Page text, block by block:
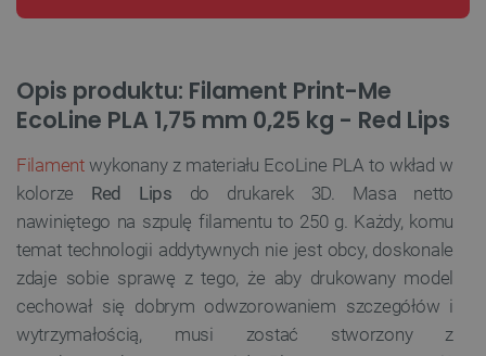
Opis produktu: Filament Print-Me
EcoLine PLA 1,75 mm 0,25 kg - Red Lips
Filamentwykonany z materiału EcoLine PLA to wkład w
kolorze Red Lips do drukarek 3D. Masa netto
nawiniętego na szpulę filamentu to 250 g. Każdy, komu
temat technologii addytywnych nie jest obcy, doskonale
zdaje sobie sprawę z tego, że aby drukowany model
cechował się dobrym odwzorowaniem szczegółów i
wytrzymałością, musi zostać stworzony z